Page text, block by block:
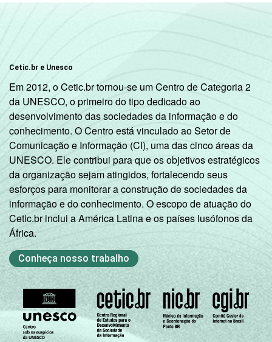
Cetic.br e Unesco
Em 2012, o Cetic.br tornou-se um Centro de Categoria 2
da UNESCO, o primeiro do tipo dedicado ao
desenvolvimento das sociedades da informação e do
conhecimento. O Centro está vinculado ao Setor de
Comunicação e Informação (CI), uma das cinco áreas da
UNESCO. Ele contribui para que os objetivos estratégicos
da organização sejam atingidos, fortalecendo seus
esforços para monitorar a construção de sociedades da
informação e do conhecimento. O escopo de atuação do
Cetic.br inclui a América Latina e os países lusófonos da
África.
Conheça nosso trabalho